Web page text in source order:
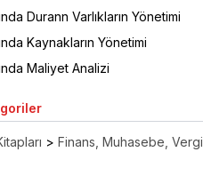
Durann Varlıkların Yönetimi
Kaynakların Yönetimi
Maliyet Analizi
> Finans, Muhasebe, Vergi